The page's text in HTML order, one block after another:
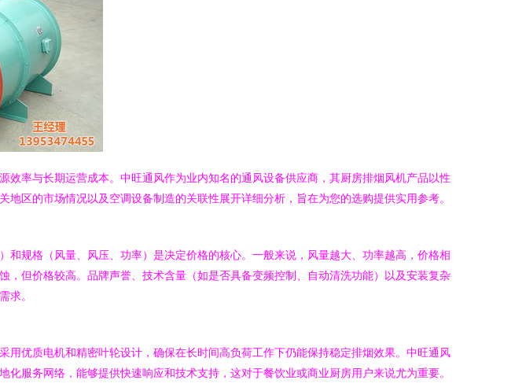
率与长期运营成本。中旺通风作为业内知名的通风设备供应商，其厨房排烟风机产品以性
区的市场情况以及空调设备制造的关联性展开详细分析，旨在为您的选购提供实用参考。
规格（风量、风压、功率）是决定价格的核心。一般来说，风量越大、功率越高，价格相
但价格较高。品牌声誉、技术含量（如是否具备变频控制、自动清洗功能）以及安装复杂
求。
优质电机和精密叶轮设计，确保在长时间高负荷工作下仍能保持稳定排烟效果。中旺通风
服务网络，能够提供快速响应和技术支持，这对于餐饮业或商业厨房用户来说尤为重要。